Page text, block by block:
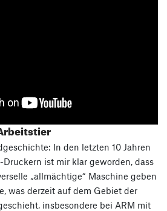
In den letzten 10 Jahren
ist mir klar geworden, dass
„allmächtige“ Maschine geben
was derzeit auf dem Gebiet der
insbesondere bei ARM mit